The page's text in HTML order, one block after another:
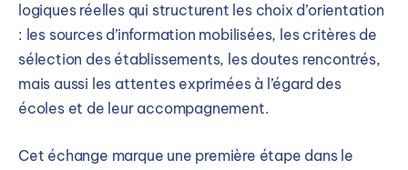
logiques réelles qui structurent les choix d’orientation
: les sources d’information mobilisées, les critères de
sélection des établissements, les doutes rencontrés,
mais aussi les attentes exprimées à l’égard des
écoles et de leur accompagnement.
Cet échange marque une première étape dans le